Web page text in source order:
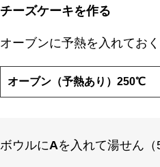
チーズケーキを作る
オーブンに予熱を入れておく
オーブン（予熱あり）250℃
ボウルにAを入れて湯せん